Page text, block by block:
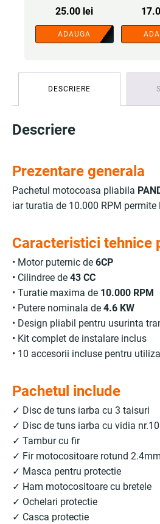
SMART®
25.00 lei
ADAUGA
DESCRIERE
Descriere
Prezentare generala
Pachetul motocoasa pliabila
iar turatia de 10.000 RPM
Caracteristici tehnice
• Motor puternic de 6CP
• Cilindree de 43 CC
• Turatie maxima de 10.000 RPM
• Putere nominala de 4.6 KW
• Design pliabil pentru usurinta
• Kit complet de instalare inclus
• 10 accesorii incluse pentru
Pachetul include
✓ Disc de tuns iarba cu 3 taisuri
✓ Disc de tuns iarba cu vidia
✓ Tambur cu fir
✓ Fir motocositoare rotund
✓ Masca pentru protectie
✓ Ham motocositoare cu bretele
✓ Ochelari protectie
✓ Casca protectie